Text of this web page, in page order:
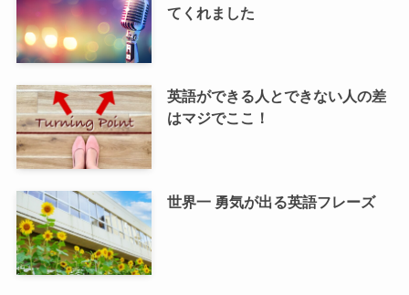
てくれました
英語ができる人とできない人の差
はマジでここ！
世界一 勇気が出る英語フレーズ